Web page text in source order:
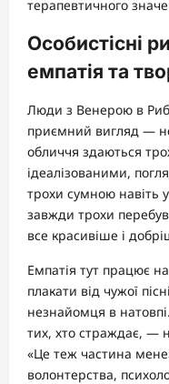
терапевтичного
Особистісні
емпатія та
Люди з Венерою в
приємний вигляд —
обличчя здаються
ідеалізованими,
трохи сумною навіть
завжди трохи
все красивіше і
Емпатія тут працює
плакати від чужої
незнайомця в
тих, хто страждає, —
«Це теж частина
волонтерства,